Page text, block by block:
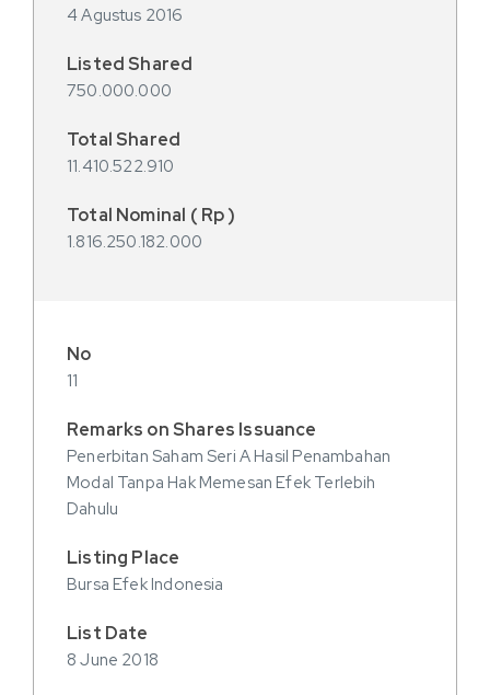
4 Agustus 2016
750.000.000
11.410.522.910
1.816.250.182.000
11
Penerbitan Saham Seri A Hasil Penambahan
Modal Tanpa Hak Memesan Efek Terlebih
Dahulu
Bursa Efek Indonesia
8 June 2018